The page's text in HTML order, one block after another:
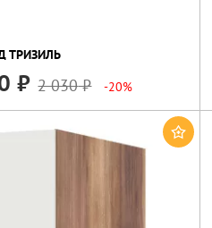
ТРИЗИЛЬ
2 030 -20%